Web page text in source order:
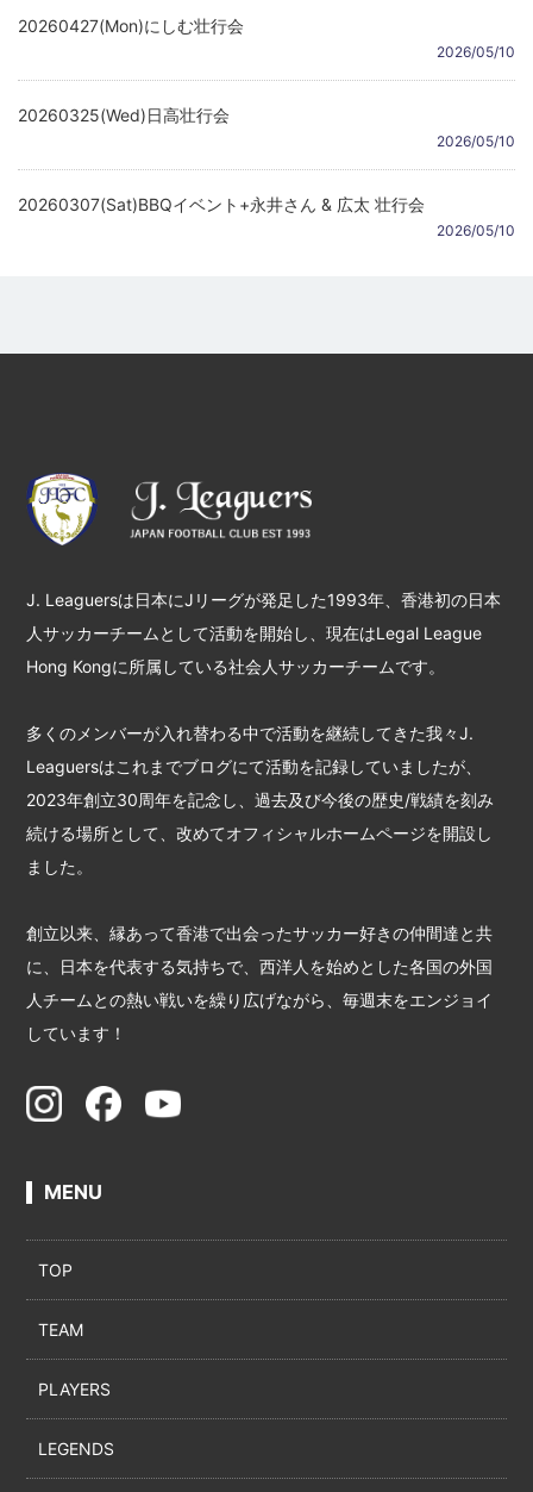
20260427(Mon)にしむ壮行会
2026/05/10
20260325(Wed)日高壮行会
2026/05/10
20260307(Sat)BBQイベント+永井さん & 広太 壮行会
2026/05/10
J. Leaguersは日本にJリーグが発足した1993年、香港初の日本
人サッカーチームとして活動を開始し、現在はLegal League
Hong Kongに所属している社会人サッカーチームです。
多くのメンバーが入れ替わる中で活動を継続してきた我々J.
Leaguersはこれまでブログにて活動を記録していましたが、
2023年創立30周年を記念し、過去及び今後の歴史/戦績を刻み
続ける場所として、改めてオフィシャルホームページを開設し
ました。
創立以来、縁あって香港で出会ったサッカー好きの仲間達と共
に、日本を代表する気持ちで、西洋人を始めとした各国の外国
人チームとの熱い戦いを繰り広げながら、毎週末をエンジョイ
しています！
MENU
TOP
TEAM
PLAYERS
LEGENDS